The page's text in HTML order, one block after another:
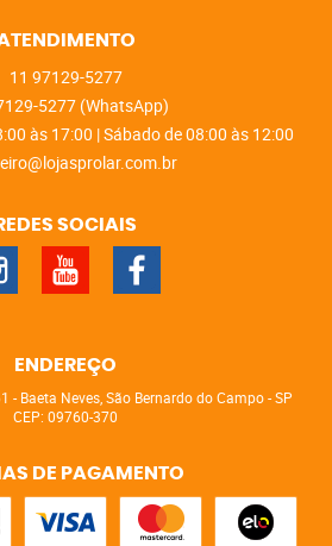
11 97129-5277
5277 (WhatsApp)
às 17:00 | Sábado de 08:00 às 12:00
SOCIAIS
ENDEREÇO
- Baeta Neves, São Bernardo do Campo-SP
CEP: 09760-370
DE PAGAMENTO